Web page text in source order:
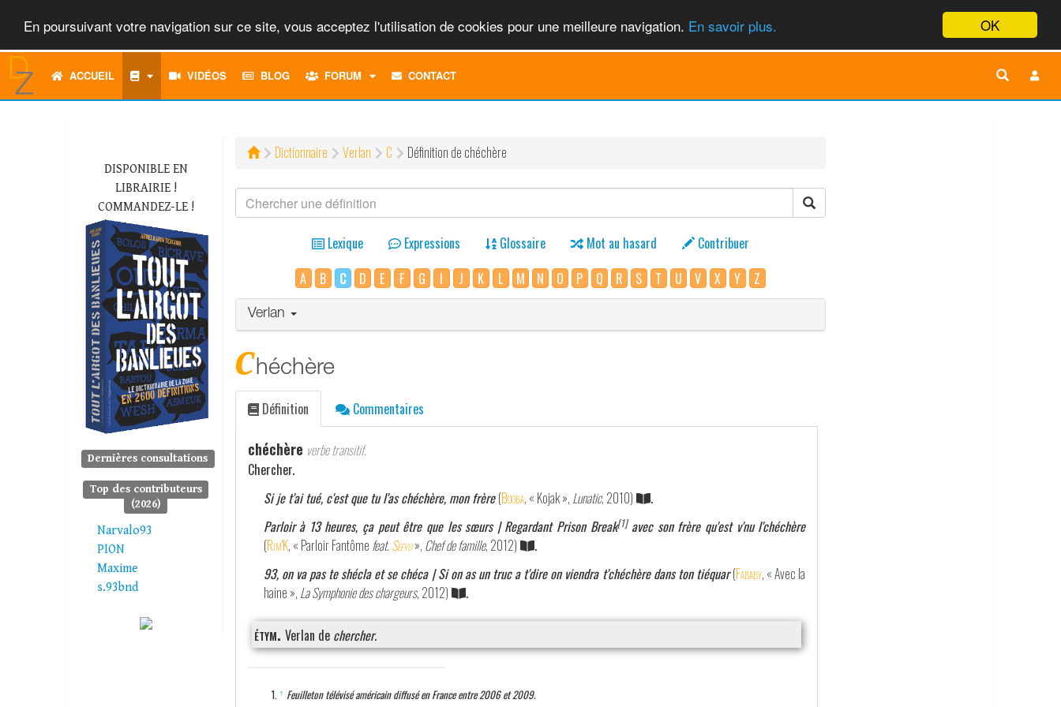
OK
En poursuivant votre navigation sur ce site, vous acceptez l'utilisation de cookies pour une meilleure navigation. En savoir plus.
ACCUEIL VIDÉOS BLOG FORUM
TOGGLECONTACT
DISPONIBLE EN
LIBRAIRIE !
COMMANDEZ-LE !
Dernières consultations
Top des contributeurs
(2026)
Narvalo93
PION
Maxime
s.93bnd
Dictionnaire Verlan C Définition de chéchère
Lexique Expressions Glossaire Mot au hasard
Contribuer
A
B C D E F G I J K L M N O P Q R S T U V X Y Z
Verlan
chéchère
Définition Commentaires
chéchère verbe transitif.
Chercher.
Si je t'ai tué, c'est que tu l'as chéchère, mon frère (Booba, « Kojak », Lunatic, 2010)
.
Parloir à 13 heures, ça peut être que les sœurs | Regardant Prison Break[1]avec son frère qu'est v'nu l'chéchère
(Rim'K, « Parloir Fantôme feat.Sefyu», Chef de famille, 2012)
.
93, on va pas te shécla et se chéca | Si on as un truc a t'dire on viendra t'chéchère dans ton tiéquar (Fababy, « Avec la
haine », La Symphonie des chargeurs, 2012) .
étym. Verlan de chercher.
↑ Feuilleton télévisé américain diffusé en France entre 2006 et 2009.